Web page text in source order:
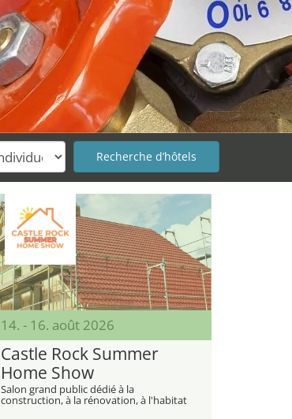
14. - 16. août 2026
Castle Rock Summer
Home Show
Salon grand public dédié à la
construction, à la rénovation, à l'habitat